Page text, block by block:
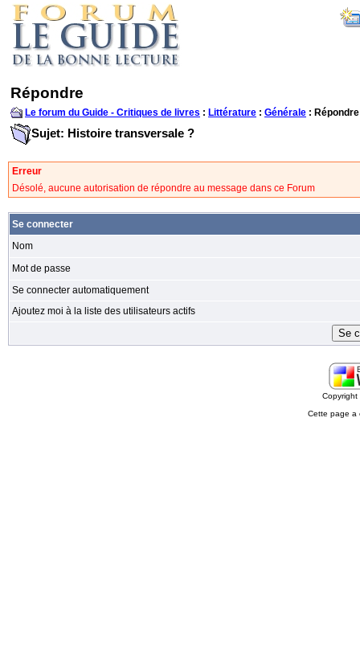
Répondre
Le forum du Guide - Critiques de livres : Littérature : Générale : Répondre
Sujet: Histoire transversale ?
Erreur
Désolé, aucune autorisation de répondre au message dans ce Forum
Se connecter
Nom
Mot de passe
Se connecter automatiquement
Ajoutez moi à la liste des utilisateurs actifs
Cette page a